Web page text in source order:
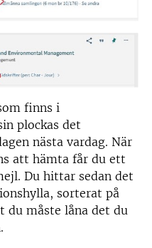
finns i
plockas det
nästa vardag. När
att hämta får du ett
Du hittar sedan det
sorterat på
du måste låna det du